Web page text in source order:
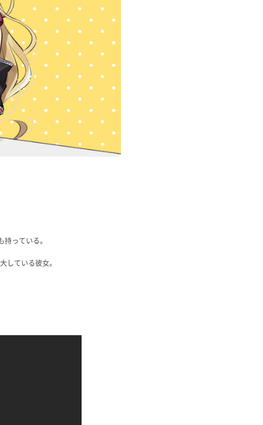
っている。
している彼女。